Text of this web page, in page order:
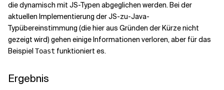
die dynamisch mit JS-Typen abgeglichen werden. Bei der
aktuellen Implementierung der JS-zu-Java-
Typübereinstimmung (die hier aus Gründen der Kürze nicht
gezeigt wird) gehen einige Informationen verloren, aber für das
BeispielToast funktioniert es.
Ergebnis